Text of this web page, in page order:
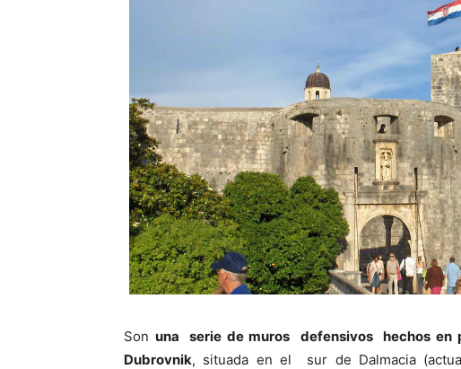
Son una serie de muros defensivos hechos en
Dubrovnik, situada en el sur de Dalmacia